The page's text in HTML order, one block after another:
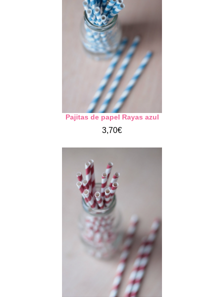
Pajitas de papel Rayas azul
3,70€